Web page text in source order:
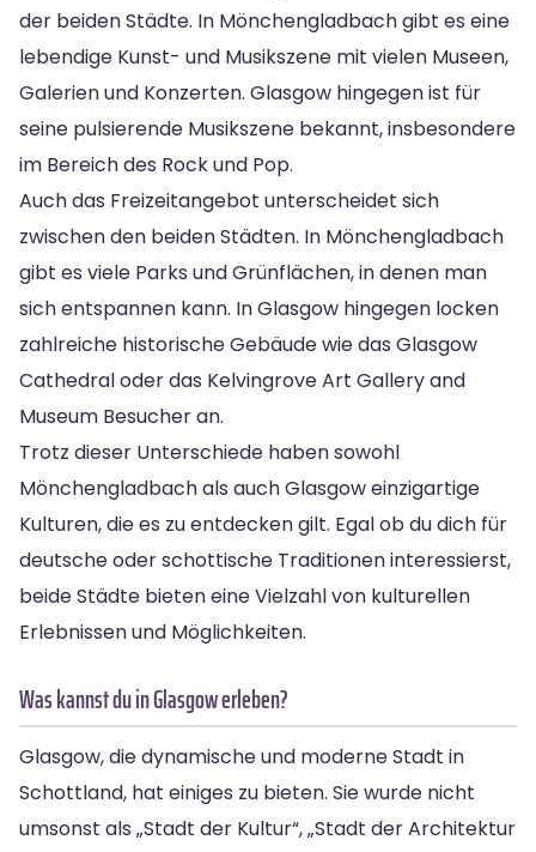
der beiden Städte. In Mönchengladbach gibt es eine
lebendige Kunst- und Musikszene mit vielen Museen,
Galerien und Konzerten. Glasgow hingegen ist für
seine pulsierende Musikszene bekannt, insbesondere
im Bereich des Rock und Pop.
Auch das Freizeitangebot unterscheidet sich
zwischen den beiden Städten. In Mönchengladbach
gibt es viele Parks und Grünflächen, in denen man
sich entspannen kann. In Glasgow hingegen locken
zahlreiche historische Gebäude wie das Glasgow
Cathedral oder das Kelvingrove Art Gallery and
Museum Besucher an.
Trotz dieser Unterschiede haben sowohl
Mönchengladbach als auch Glasgow einzigartige
Kulturen, die es zu entdecken gilt. Egal ob du dich für
deutsche oder schottische Traditionen interessierst,
beide Städte bieten eine Vielzahl von kulturellen
Erlebnissen und Möglichkeiten.
Was kannst du in Glasgow erleben?
Glasgow, die dynamische und moderne Stadt in
Schottland, hat einiges zu bieten. Sie wurde nicht
umsonst als „Stadt der Kultur“, „Stadt der Architektur